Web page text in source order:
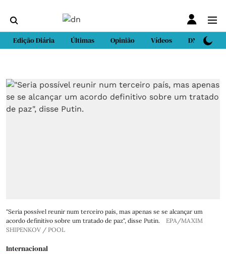
Edição Diária Últimas Opinião Vídeos DN Sport
"Seria possível reunir num terceiro país, mas apenas se se alcançar um
acordo definitivo sobre um tratado de paz", disse Putin.
EPA/MAXIM
SHIPENKOV / POOL
Internacional